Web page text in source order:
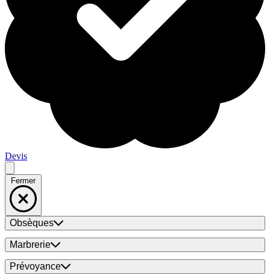
Devis
Fermer
Obsèques
Marbrerie
Prévoyance